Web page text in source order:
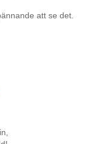
att se det.